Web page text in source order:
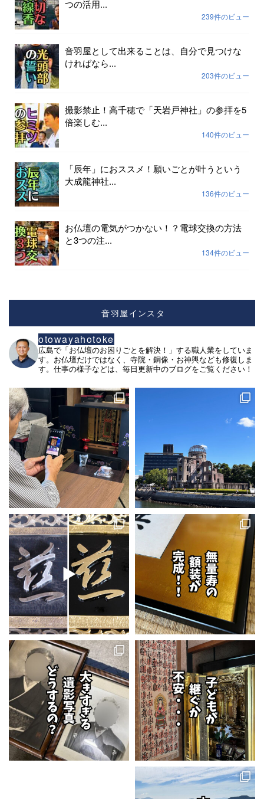
つの活用...
239件のビュー
音羽屋として出来ることは、自分で見つけな
ければなら...
203件のビュー
撮影禁止！高千穂で「天岩戸神社」の参拝を5
倍楽しむ...
140件のビュー
「辰年」におススメ！願いごとが叶うという
大成龍神社...
136件のビュー
お仏壇の電気がつかない！？電球交換の方法
と3つの注...
134件のビュー
音羽屋インスタ
otowayahotoke
広島で「お仏壇のお困りごとを解決！」する職人業をしていま
す。お仏壇だけではなく、寺院・銅像・お神輿なども修復しま
す。仕事の様子などは、毎日更新中のブログをご覧ください！